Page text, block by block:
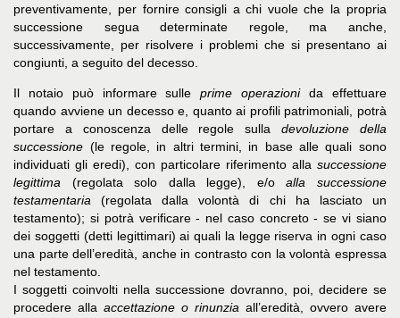
preventivamente, per fornire consigli a chi vuole che la propria
successione segua determinate regole, ma anche,
successivamente, per risolvere i problemi che si presentano ai
congiunti, a seguito del decesso.
Il notaio può informare sulle prime operazionida effettuare
quando avviene un decesso e, quanto ai profili patrimoniali, potrà
portare a conoscenza delle regole sulla devoluzione della
successione (le regole, in altri termini, in base alle quali sono
individuati gli eredi), con particolare riferimento alla successione
legittima (regolata solo dalla legge), e/oalla successione
testamentaria (regolata dalla volontà di chi ha lasciato un
testamento); si potrà verificare - nel caso concreto - se vi siano
dei soggetti (detti legittimari) ai quali la legge riserva in ogni caso
una parte dell’eredità, anche in contrasto con la volontà espressa
nel testamento.
I soggetti coinvolti nella successione dovranno, poi, decidere se
procedere allaaccettazione o rinunzia all’eredità, ovvero avere